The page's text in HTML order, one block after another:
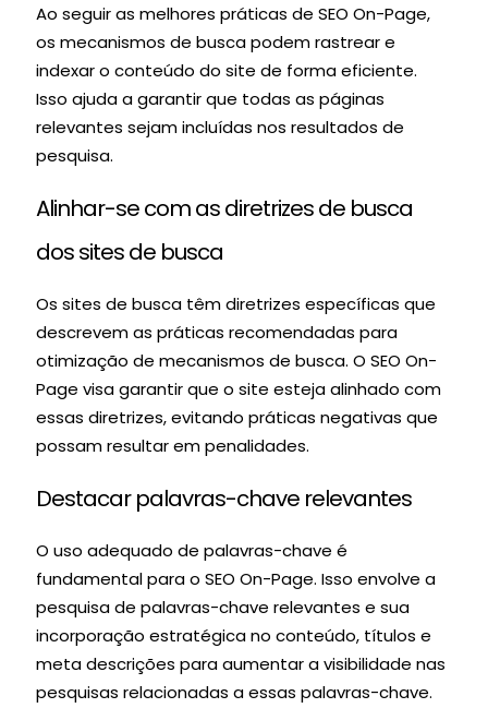
Ao seguir as melhores práticas de SEO On-Page,
os mecanismos de busca podem rastrear e
indexar o conteúdo do site de forma eficiente.
Isso ajuda a garantir que todas as páginas
relevantes sejam incluídas nos resultados de
pesquisa.
Alinhar-se com as diretrizes de busca
dos sites de busca
Os sites de busca têm diretrizes específicas que
descrevem as práticas recomendadas para
otimização de mecanismos de busca. O SEO On-
Page visa garantir que o site esteja alinhado com
essas diretrizes, evitando práticas negativas que
possam resultar em penalidades.
Destacar palavras-chave relevantes
O uso adequado de palavras-chave é
fundamental para o SEO On-Page. Isso envolve a
pesquisa de palavras-chave relevantes e sua
incorporação estratégica no conteúdo, títulos e
meta descrições para aumentar a visibilidade nas
pesquisas relacionadas a essas palavras-chave.